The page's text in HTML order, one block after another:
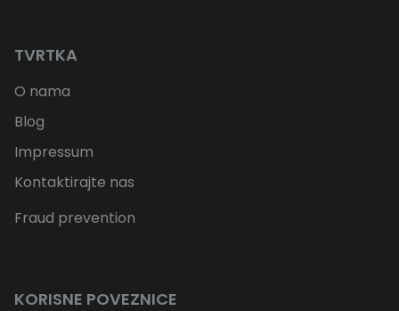
TVRTKA
O nama
Blog
Impressum
Kontaktirajte nas
Fraud prevention
KORISNE POVEZNICE